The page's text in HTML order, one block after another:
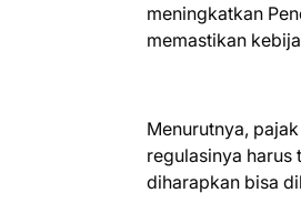
meningkatkan
memastikan
Menurutnya,
regulasinya harus
diharapkan bisa